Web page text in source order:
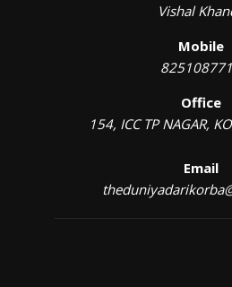
Vishal
Mobile
Office
154, ICC TP NAGAR,
Email